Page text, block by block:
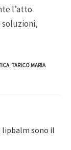
l’atto
soluzioni,
,TARICO MARIA
lipbalm sono il